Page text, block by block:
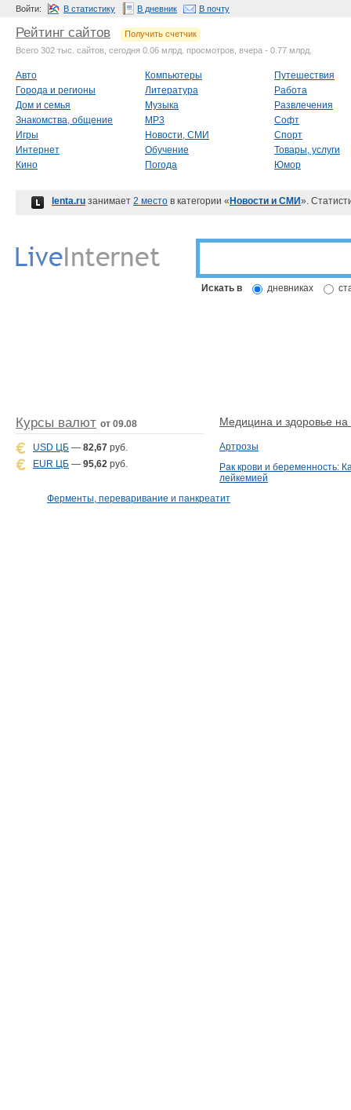
Войти: В статистику В дневник В почту
Рейтинг сайтов
Получить счетчик
Всего 302 тыс. сайтов, сегодня 0.06 млрд. просмотров, вчера - 0.77 млрд.
Авто
Города и регионы
Дом и семья
Знакомства, общение
Игры
Интернет
Кино
Компьютеры
Литература
Музыка
MP3
Новости, СМИ
Обучение
Погода
Путешествия
Работа
Развлечения
Софт
Спорт
Товары, услуги
Юмор
lenta.ru занимает 2 место в категории «Новости и СМИ».
Искать в дневниках
Курсы валют от 09.08
USD ЦБ — 82,67 руб.
EUR ЦБ — 95,62 руб.
Медицина и здоровье на
Артрозы
Рак крови и беременность:
лейкемией
Ферменты, переваривание и панкреатит